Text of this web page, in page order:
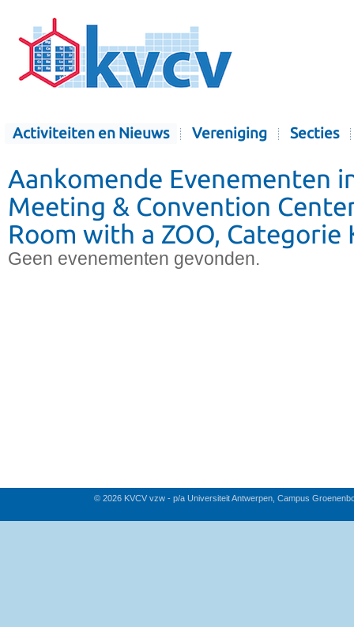
Activiteiten en Nieuws Vereniging Secties
Aankomende Evenementen
Meeting & Convention
Room with a ZOO, Categorie
Geen evenementen gevonden.
© 2026 KVCV vzw - p/a Universiteit Antwerpen, Campus